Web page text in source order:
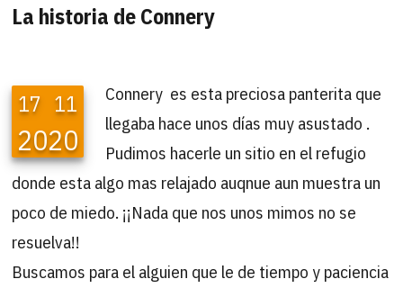
La historia de Connery
17 11
2020
Connery es esta preciosa panterita que
llegaba hace unos días muy asustado .
Pudimos hacerle un sitio en el refugio
donde esta algo mas relajado auqnue aun muestra un
poco de miedo. ¡¡Nada que nos unos mimos no se
resuelva!!
Buscamos para el alguien que le de tiempo y paciencia